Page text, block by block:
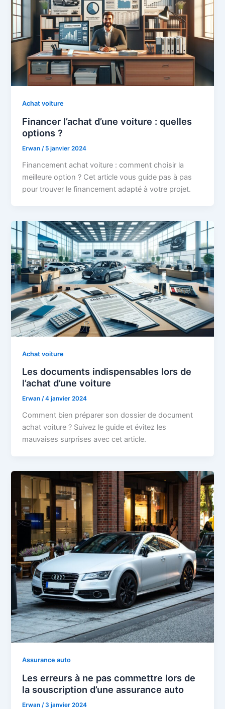
Achat voiture
Financer l’achat d’une voiture : quelles
options ?
Erwan / 5 janvier 2024
Financement achat voiture : comment choisir la
meilleure option ? Cet article vous guide pas à pas
pour trouver le financement adapté à votre projet.
Achat voiture
Les documents indispensables lors de
l’achat d’une voiture
Erwan/4 janvier 2024
Comment bien préparer son dossier de document
achat voiture ? Suivez le guide et évitez les
mauvaises surprises avec cet article.
Assurance auto
Les erreurs à ne pas commettre lors de
la souscription d’une assurance auto
Erwan /3 janvier 2024